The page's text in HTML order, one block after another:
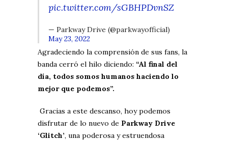
pic.twitter.com/sGBHPDvnSZ
— Parkway Drive (@parkwayofficial)
May 23, 2022
Agradeciendo la comprensión de sus fans, la
banda cerró el hilo diciendo: “Al final del
día, todos somos humanos haciendo lo
mejor que podemos”.
Gracias a este descanso, hoy podemos
disfrutar de lo nuevo de Parkway Drive
‘Glitch’, una poderosa y estruendosa